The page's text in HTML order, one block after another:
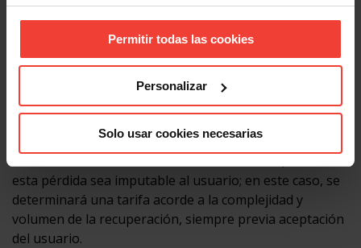
Permitir todas las cookies
Personalizar
Solo usar cookies necesarias
reposición total de los datos borrados por los usuarios,
y/o modificados durante el periodo de tiempo
transcurrido desde la última copia de seguridad.
Los servicios ofertados, excepto los específicos de
conservados en las copias de seguridad realizadas por
esta pérdida sea imputable al usuario; en este caso, se
determinará una tarifa acorde a la complejidad y
volumen de la recuperación, siempre previa aceptación
del usuario.